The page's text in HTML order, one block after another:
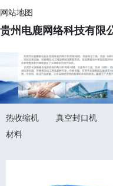
网站地图
贵州电鹿网络科技有限
热收缩机 真空封口机
材料